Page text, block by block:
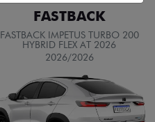
FASTBACK
FASTBACK IMPETUS TURBO 200
HYBRID FLEX AT 2026
2026/2026